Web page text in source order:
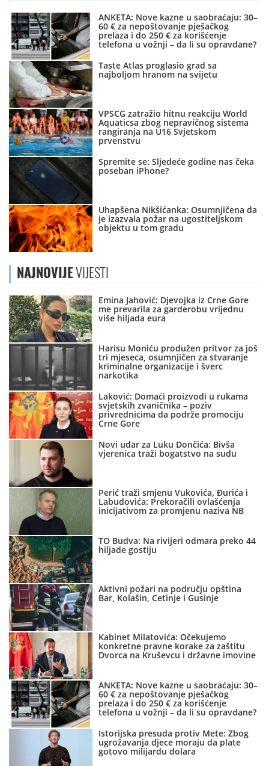
ANKETA: Nove kazne u saobraćaju: 30–
60 € za nepoštovanje pješačkog
prelaza i do 250 € za korišćenje
telefona u vožnji – da li su opravdane?
Taste Atlas proglasio grad sa
najboljom hranom na svijetu
VPSCG zatražio hitnu reakciju World
Aquaticsa zbog nepravičnog sistema
rangiranja na U16 Svjetskom
prvenstvu
Spremite se: Sljedeće godine nas čeka
poseban iPhone?
Uhapšena Nikšićanka: Osumnjičena da
je izazvala požar na ugostiteljskom
objektu u tom gradu
NAJNOVIJEVIJESTI
Emina Jahović: Djevojka iz Crne Gore
me prevarila za garderobu vrijednu
više hiljada eura
Harisu Moniću produžen pritvor za još
tri mjeseca, osumnjičen za stvaranje
kriminalne organizacije i šverc
narkotika
Laković: Domaći proizvodi u rukama
svjetskih zvaničnika – poziv
privrednicima da podrže promociju
Crne Gore
Novi udar za Luku Dončića: Bivša
vjerenica traži bogatstvo na sudu
Perić traži smjenu Vukovića, Đurića i
Labudovića: Prekoračili ovlašćenja
inicijativom za promjenu naziva NB
TO Budva: Na rivijeri odmara preko 44
hiljade gostiju
Aktivni požari na području opština
Bar, Kolašin, Cetinje i Gusinje
Kabinet Milatovića: Očekujemo
konkretne pravne korake za zaštitu
Dvorca na Kruševcu i državne imovine
ANKETA: Nove kazne u saobraćaju: 30–
60 € za nepoštovanje pješačkog
prelaza i do 250 € za korišćenje
telefona u vožnji – da li su opravdane?
Istorijska presuda protiv Mete: Zbog
ugrožavanja djece moraju da plate
gotovo milijardu dolara